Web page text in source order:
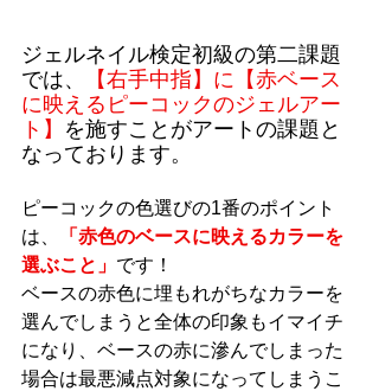
ジェルネイル検定初級の第二課題
では、
【右手中指】に【赤ベース
に映えるピーコックのジェルアー
ト】 を施すことがアートの課題と
なっております。
ピーコックの色選びの1番のポイント
は、
「赤色のベースに映えるカラーを
選ぶこと」 です！
ベースの赤色に埋もれがちなカラーを
選んでしまうと全体の印象もイマイチ
になり、ベースの赤に滲んでしまった
場合は最悪減点対象になってしまうこ